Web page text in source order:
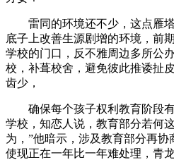
雷同的环境还不少，这点雁塔
底子上改善生源剧增的环境，前
学校的门口，反不雅周边多所公
校，补葺校舍，避免彼此推诿扯
齿少，
确保每个孩子权利教育阶段有
学校，知恋人说，教育部分若何
为，”他暗示，涉及教育部分再
使现正在一年比一年难处理，青